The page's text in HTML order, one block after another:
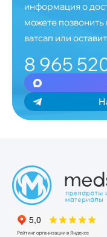
информация о
можете позвонить
ватсап или
8 965